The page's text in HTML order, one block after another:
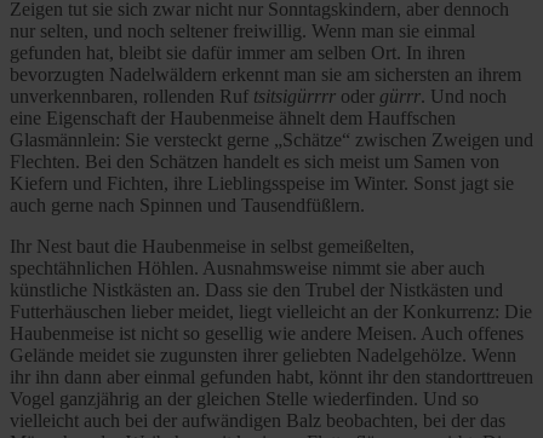
Zeigen tut sie sich zwar nicht nur Sonntagskindern, aber dennoch
nur selten, und noch seltener freiwillig. Wenn man sie einmal
gefunden hat, bleibt sie dafür immer am selben Ort. In ihren
bevorzugten Nadelwäldern erkennt man sie am sichersten an ihrem
unverkennbaren, rollenden Ruf tsitsigürrrr oder gürrr. Und noch
eine Eigenschaft der Haubenmeise ähnelt dem Hauffschen
Glasmännlein: Sie versteckt gerne „Schätze“ zwischen Zweigen und
Flechten. Bei den Schätzen handelt es sich meist um Samen von
Kiefern und Fichten, ihre Lieblingsspeise im Winter. Sonst jagt sie
auch gerne nach Spinnen und Tausendfüßlern.
Ihr Nest baut die Haubenmeise in selbst gemeißelten,
spechtähnlichen Höhlen. Ausnahmsweise nimmt sie aber auch
künstliche Nistkästen an. Dass sie den Trubel der Nistkästen und
Futterhäuschen lieber meidet, liegt vielleicht an der Konkurrenz: Die
Haubenmeise ist nicht so gesellig wie andere Meisen. Auch offenes
Gelände meidet sie zugunsten ihrer geliebten Nadelgehölze. Wenn
ihr ihn dann aber einmal gefunden habt, könnt ihr den standorttreuen
Vogel ganzjährig an der gleichen Stelle wiederfinden. Und so
vielleicht auch bei der aufwändigen Balz beobachten, bei der das